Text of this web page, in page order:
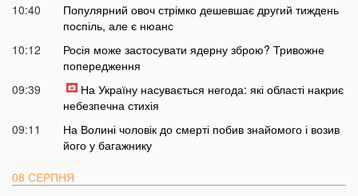
10:40
Популярний овоч стрімко дешевшає другий тиждень
поспіль, але є нюанс
10:12
Росія може застосувати ядерну зброю? Тривожне
попередження
09:39
На Україну насувається негода: які області накриє
небезпечна стихія
09:11
На Волині чоловік до смерті побив знайомого і возив
його у багажнику
08 СЕРПНЯ